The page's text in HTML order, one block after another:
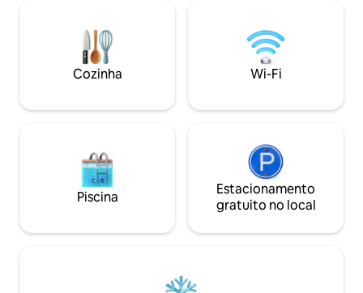
Wi-Fi, etc. A famosa taverna grega
tradicional de Maria fica bem ao lado,
onde você pode desfrutar de iguarias
locais o dia todo. Em nossa vila tranquila,
verão, assistindo ao pôr do sol.
jardim orgânico
cozinha ao ar
externas
resfriamento
Cozinha Wi-Fi
Piscina
Estacionamento
gratuito no local